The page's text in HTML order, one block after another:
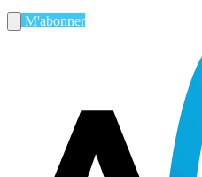
M'abonner